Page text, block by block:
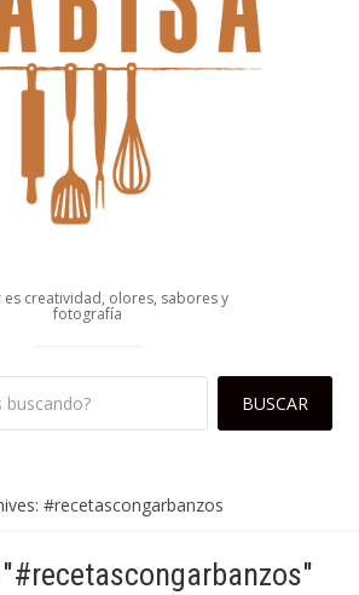
es creatividad, olores, sabores y
fotografía
#recetascongarbanzos